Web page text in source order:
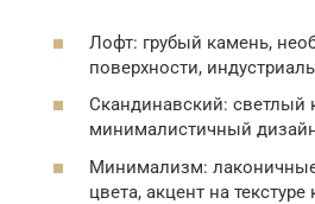
Лофт: грубый камень,
поверхности,
Скандинавский: светлый
минималистичный
Минимализм:
цвета, акцент на текстуре